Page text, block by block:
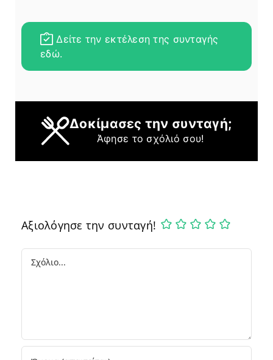
Δείτε την εκτέλεση της συνταγής
εδώ.
Δοκίμασες την συνταγή;
Άφησε το σχόλιό σου!
Αξιολόγησε την συνταγή!
Comment